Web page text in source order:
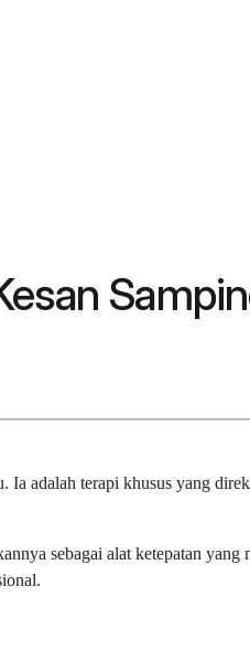
adalah terapi khusus yang
sebagai alat ketepatan